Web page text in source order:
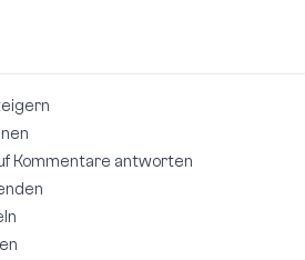
Kommentare antworten